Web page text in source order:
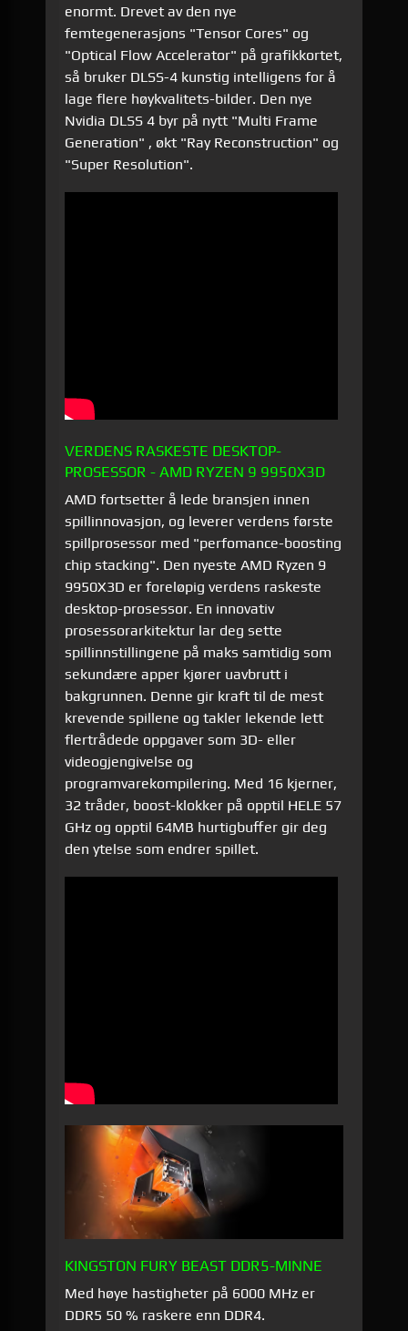
enormt. Drevet av den nye
femtegenerasjons "Tensor Cores" og
"Optical Flow Accelerator" på grafikkortet,
så bruker DLSS-4 kunstig intelligens for å
lage flere høykvalitets-bilder. Den nye
Nvidia DLSS 4 byr på nytt "Multi Frame
Generation" , økt "Ray Reconstruction" og
"Super Resolution".
VERDENS RASKESTE DESKTOP-
PROSESSOR - AMD RYZEN 9 9950X3D
AMD fortsetter å lede bransjen innen
spillinnovasjon, og leverer verdens første
spillprosessor med "perfomance-boosting
chip stacking". Den nyeste AMD Ryzen 9
9950X3D er foreløpig verdens raskeste
desktop-prosessor. En innovativ
prosessorarkitektur lar deg sette
spillinnstillingene på maks samtidig som
sekundære apper kjører uavbrutt i
bakgrunnen. Denne gir kraft til de mest
krevende spillene og takler lekende lett
flertrådede oppgaver som 3D- eller
videogjengivelse og
programvarekompilering. Med 16 kjerner,
32 tråder, boost-klokker på opptil HELE 57
GHz og opptil 64MB hurtigbuffer gir deg
den ytelse som endrer spillet.
KINGSTON FURY BEAST DDR5-MINNE
Med høye hastigheter på 6000 MHz er
DDR5 50 % raskere enn DDR4.